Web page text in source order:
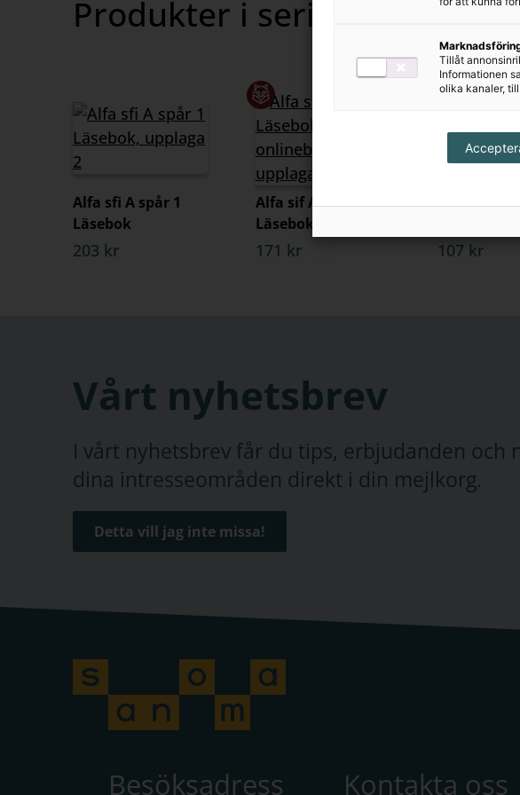
omfattande
Produkter i serien
Alfa sfi A spår 1
Läsebok
203 kr
Alfa sif A spår 1
Läsebok onlinebok
171 kr
Alfa sfi A
107 kr
Vårt nyhetsbrev
I vårt nyhetsbrev får du tips, erbjudanden och
dina intresseområden direkt i din mejlkorg.
Detta vill jag inte missa!
Besöksadress Kontakta oss
Tillåt
Informationen
olika kanaler,